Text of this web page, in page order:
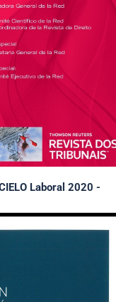
Laboral 2020 -